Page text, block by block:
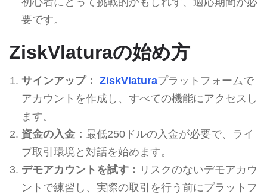
要です。
ZiskVlaturaの始め方
サインアップ： ZiskVlaturaプラットフォームで
アカウントを作成し、すべての機能にアクセスし
ます。
資金の入金： 最低250ドルの入金が必要で、ライ
ブ取引環境と対話を始めます。
デモアカウントを試す： リスクのないデモアカウ
ントで練習し、実際の取引を行う前にプラットフ